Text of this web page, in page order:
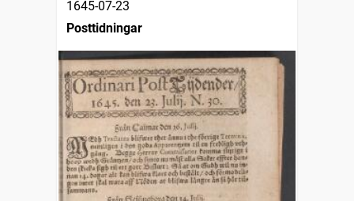
1645-07-23
Posttidningar